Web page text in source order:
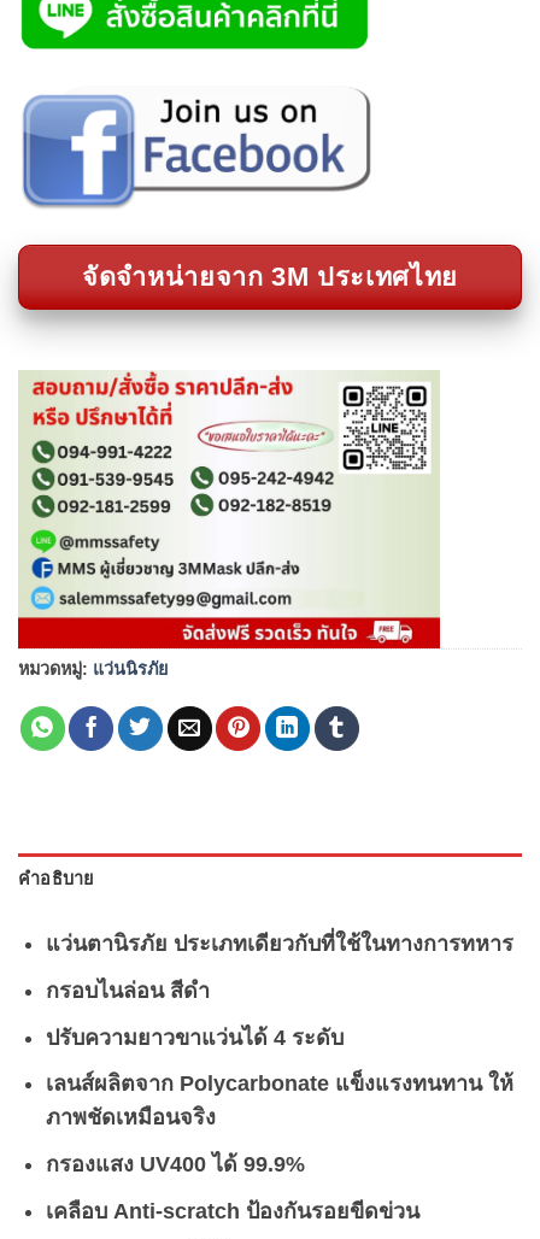
จัดจำหน่ายจาก 3M ประเทศไทย
หมวดหมู่: แว่นนิรภัย
คำอธิบาย
แว่นตานิรภัย ประเภทเดียวกับที่ใช้ในทางการทหาร
กรอบไนล่อน สีดำ
ปรับความยาวขาแว่นได้ 4 ระดับ
เลนส์ผลิตจาก Polycarbonate แข็งแรงทนทาน ให้
ภาพชัดเหมือนจริง
กรองแสง UV400 ได้ 99.9%
เคลือบ Anti-scratch ป้องกันรอยขีดข่วน